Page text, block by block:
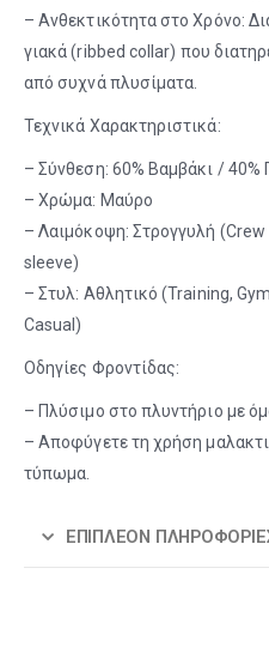
– Ανθεκτικότητα στο Χρόνο:
γιακά (ribbed collar) που
από συχνά πλυσίματα.
Τεχνικά Χαρακτηριστικά:
– Σύνθεση: 60% Βαμβάκι / 40%
– Χρώμα: Μαύρο
– Λαιμόκοψη: Στρογγυλή
sleeve)
– Στυλ: Αθλητικό (Training,
Casual)
Οδηγίες Φροντίδας:
– Πλύσιμο στο πλυντήριο με
– Αποφύγετε τη χρήση
τύπωμα.
ΕΠΙΠΛΈΟΝ